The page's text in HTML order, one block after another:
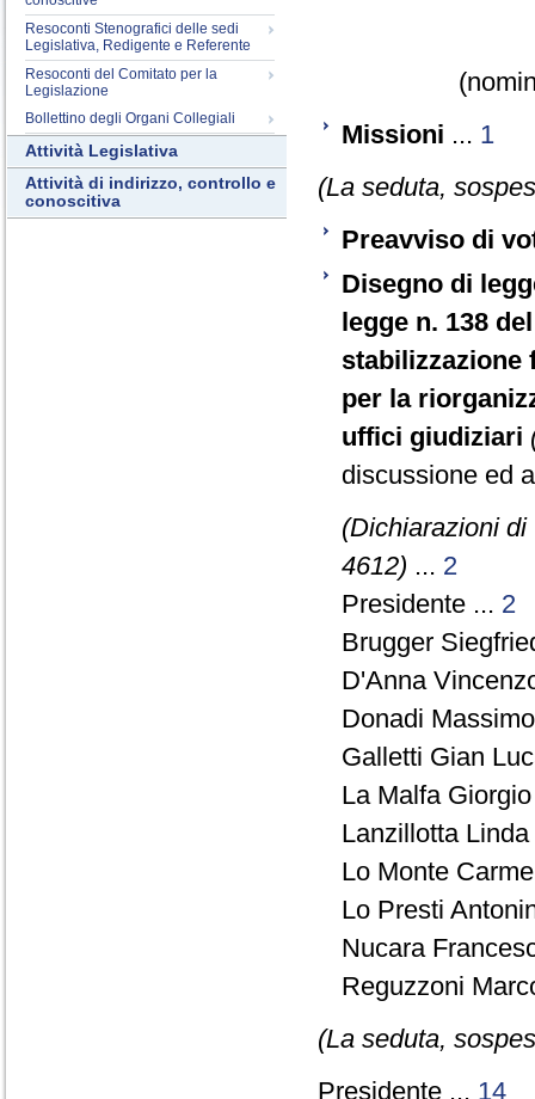
Resoconti Stenografici delle sedi
Legislativa, Redigente e Referente
Resoconti del Comitato per la
Legislazione
Bollettino degli Organi Collegiali
Attività Legislativa
Attività di indirizzo, controllo e
conoscitiva
Missioni ... 1
(La seduta,
Preavviso di
Disegno di
legge n. 138
stabilizzazione
per la
uffici giudiziari
discussione ed
(Dichiarazioni
4612) ... 2
Presidente ... 2
Brugger
D'Anna
Donadi
Galletti Gian
La Malfa
Lanzillotta
Lo Monte
Lo Presti
Nucara
Reguzzoni
(La seduta,
Presidente ... 14